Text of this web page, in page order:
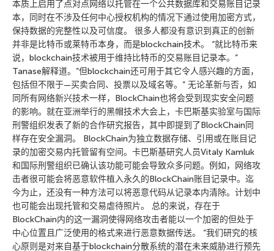
本质上启用了点对点网络以托管在一个公共数据库和交易账目记录
本，同时在不涉及任何中心授权机构的情况下通过使用加密方式，
保持数据的完整性以及可信度。 很多人都没有意识到真正的创新
并非是比特币或莱特币本身，而是blockchain技术。 “就比特币来
说，blockchain技术被用于维持比特币的交易账目记录本。”
Tanase解释道。”但blockchain还可用于其它令人感兴趣的方面，
包括但不限于—买卖合同、投票以及域名等。” 无论革新与否，如
同所有网络新兴技术一样，BlockChain也将会受到现实安全问题
的影响。就在亚洲举行的黑帽技术大会上，卡巴斯基实验室与国际
刑警组织发表了新的合作研究报告，其中即提到了BlockChain同
样存在安全漏洞。 BlockChain为独立数据存储、引用或在账目记
录的加密交易内托管留有空间。卡巴斯基研究人员Vitaly Kamluk
和国际刑警组织已确认该功能可能会导致众多问题。例如，网络攻
击者很可能会将恶意软件植入永久的BlockChain账目记录中。迄
今为止，还没有一种方法可以将恶意代码从记录本内清除。计划中
也可能会出现托管和交易虐待照片。 总的来说，存在于
BlockChain内的这一漏洞使得网络攻击者能以一个加密的但处于
中心位置且广泛使用的格式来进行恶意数据传送。 “我们研究的核
心原则是对来自基于blockchain分散系统的潜在未来威胁进行预先